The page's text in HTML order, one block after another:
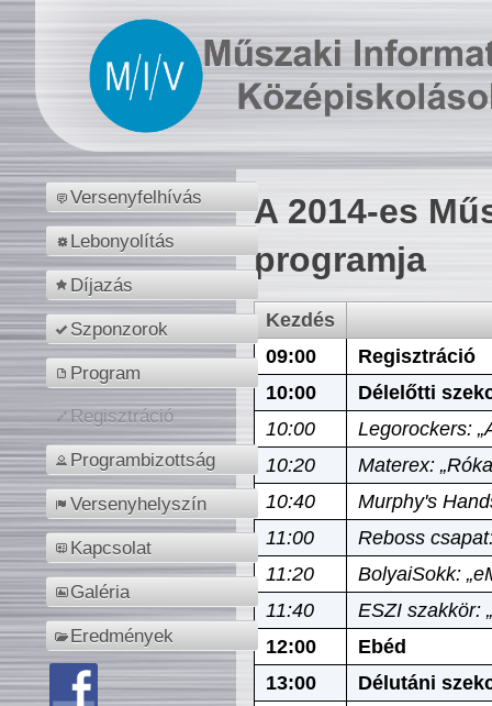
Versenyfelhívás
Lebonyolítás
Díjazás
Szponzorok
Program
Regisztráció
Programbizottság
Versenyhelyszín
Kapcsolat
Galéria
Eredmények
A 2014-es
programja
Kezdés
09:00
Regisztráció
10:00
Délelőtti
10:00
Legorockers:
10:20
Materex:
10:40
Murphy's
11:00
Reboss
11:20
BolyaiSokk:
11:40
ESZI szakkör:
12:00
Ebéd
13:00
Délutáni